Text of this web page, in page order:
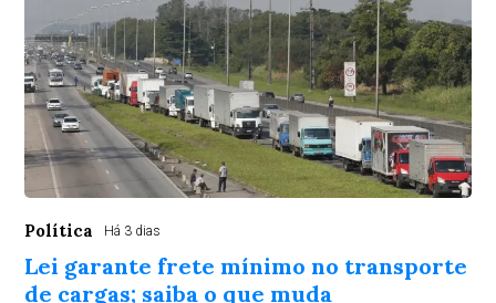
Política Há 3 dias
Lei garante frete mínimo no transporte
de cargas; saiba o que muda